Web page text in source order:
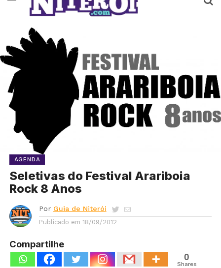
AGENDA
Seletivas do Festival Arariboia
Rock 8 Anos
Por Guia de Niterói
Publicado em 18/09/2012
Compartilhe
0
Shares